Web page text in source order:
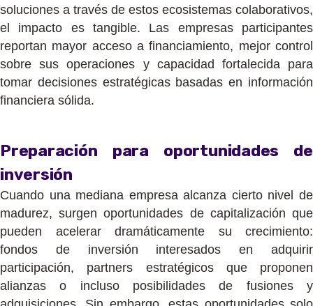
soluciones a través de estos ecosistemas colaborativos,
el impacto es tangible. Las empresas participantes
reportan mayor acceso a financiamiento, mejor control
sobre sus operaciones y capacidad fortalecida para
tomar decisiones estratégicas basadas en información
financiera sólida.
Preparación para oportunidades de
inversión
Cuando una mediana empresa alcanza cierto nivel de
madurez, surgen oportunidades de capitalización que
pueden acelerar dramáticamente su crecimiento:
fondos de inversión interesados en adquirir
participación, partners estratégicos que proponen
alianzas o incluso posibilidades de fusiones y